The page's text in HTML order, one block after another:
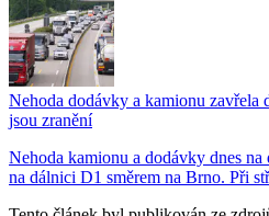
Nehoda dodávky a kamionu
jsou zranění
Nehoda kamionu a dodávky dnes
na dálnici D1 směrem na Brno. Při